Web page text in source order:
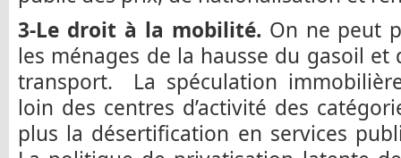
3-Le droit à la mobilité. On ne peut
les ménages de la hausse du gasoil et
transport. La spéculation
loin des centres d’activité des
plus la désertification en services